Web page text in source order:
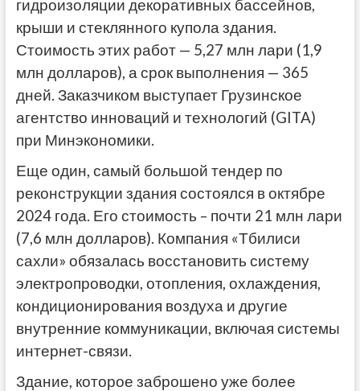
гидроизоляции декоративных бассейнов,
крыши и стеклянного купола здания.
Стоимость этих работ — 5,27 млн лари (1,9
млн долларов), а срок выполнения — 365
дней. Заказчиком выступает Грузинское
агентство инноваций и технологий (GITA)
при Минэкономики.
Еще один, самый большой тендер по
реконструкции здания состоялся в октябре
2024 года. Его стоимость – почти 21 млн лари
(7,6 млн долларов). Компания «Тбилиси
сахли» обязалась восстановить систему
электропроводки, отопления, охлаждения,
кондиционирования воздуха и другие
внутренние коммуникации, включая системы
интернет-связи.
Здание, которое заброшено уже более